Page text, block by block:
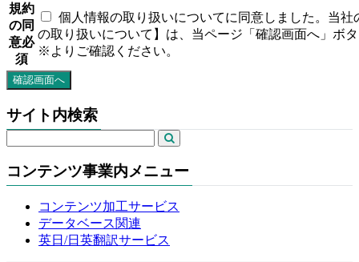
規約
の同
意必
須
個人情報の取り扱いについてに同意しました。当社
の取り扱いについて】は、当ページ「確認画面へ」ボ
※よりご確認ください。
サイト内検索
コンテンツ事業内メニュー
コンテンツ加工サービス
データベース関連
英日/日英翻訳サービス